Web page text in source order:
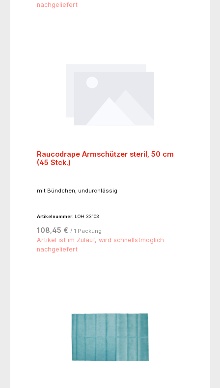
nachgeliefert
Raucodrape Armschützer steril, 50 cm
(45 Stck.)
mit Bündchen, undurchlässig
Artikelnummer: LOH 33103
108,45 € / 1 Packung
Artikel ist im Zulauf, wird schnellstmöglich
nachgeliefert